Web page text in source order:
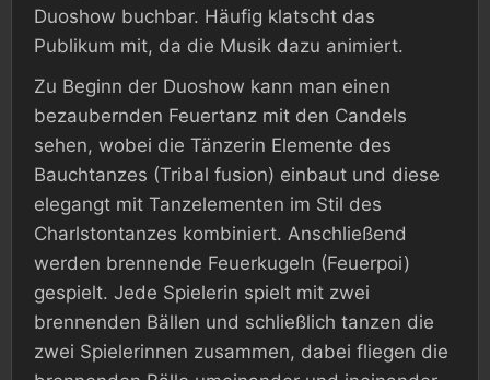
Duoshow buchbar. Häufig klatscht das
Publikum mit, da die Musik dazu animiert.
Zu Beginn der Duoshow kann man einen
bezaubernden Feuertanz mit den Candels
sehen, wobei die Tänzerin Elemente des
Bauchtanzes (Tribal fusion) einbaut und diese
elegangt mit Tanzelementen im Stil des
Charlstontanzes kombiniert. Anschließend
werden brennende Feuerkugeln (Feuerpoi)
gespielt. Jede Spielerin spielt mit zwei
brennenden Bällen und schließlich tanzen die
zwei Spielerinnen zusammen, dabei fliegen die